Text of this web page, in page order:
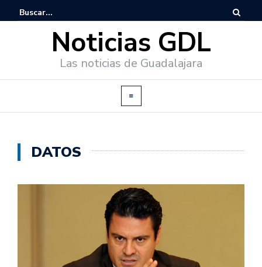
Noticias GDL
Las noticias de Guadalajara
DATOS